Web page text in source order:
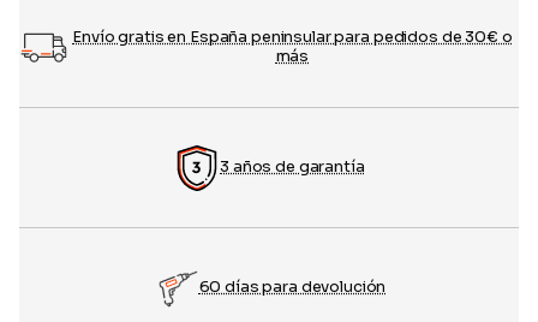
Envío gratis en España peninsular para pedidos de 30€ o
más
3 años de garantía
60 días para devolución